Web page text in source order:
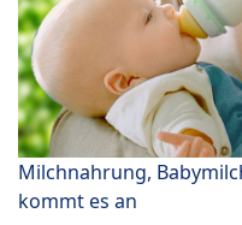
Milchnahrung,
kommt es an